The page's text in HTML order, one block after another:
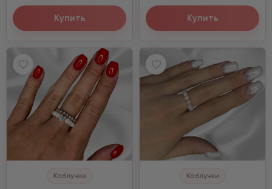
Купить Купить
Каблучки Каблучки